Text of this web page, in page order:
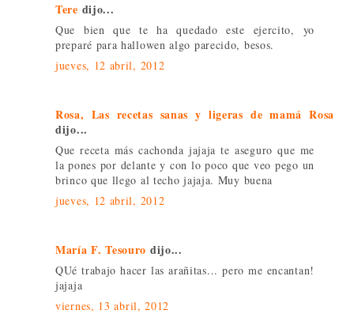
Tere dijo...
Que bien que te ha quedado este ejercito, yo
preparé para hallowen algo parecido, besos.
jueves, 12 abril, 2012
Rosa, Las recetas sanas y ligeras de mamá Rosa
dijo...
Que receta más cachonda jajaja te aseguro que me
la pones por delante y con lo poco que veo pego un
brinco que llego al techo jajaja. Muy buena
jueves, 12 abril, 2012
María F. Tesouro dijo...
QUé trabajo hacer las arañitas... pero me encantan!
jajaja
viernes, 13 abril, 2012